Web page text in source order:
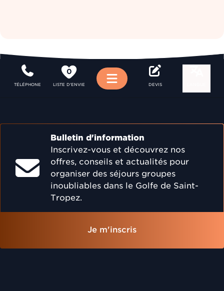
TÉLÉPHONE
0
LISTE D'ENVIE Menu DEVIS
Bulletin d'information
Inscrivez-vous et découvrez nos
offres, conseils et actualités pour
organiser des séjours groupes
inoubliables dans le Golfe de Saint-
Tropez.
Je m'inscris